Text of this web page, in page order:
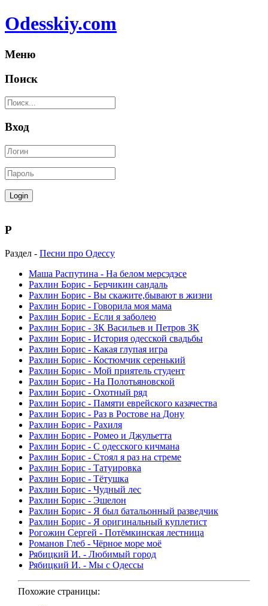
Odesskiy.com
Меню
Поиск
Вход
Р
Раздел - Песни про Одессу
Маша Распутина - На белом мерсэдэсе
Рахлин Борис - Берчикин сандаль
Рахлин Борис - Вы скажите,бывают в жизни
Рахлин Борис - Говорила моя мама
Рахлин Борис - Если я заболею
Рахлин Борис - ЗК Васильев и Петров ЗК
Рахлин Борис - История одесской свадьбы
Рахлин Борис - Какая глупая игра
Рахлин Борис - Костюмчик серенький
Рахлин Борис - Мой приятель студент
Рахлин Борис - На Полотьяновской
Рахлин Борис - Охотный ряд
Рахлин Борис - Памяти еврейского казачества
Рахлин Борис - Раз в Ростове на Дону
Рахлин Борис - Рахиля
Рахлин Борис - Ромео и Джульетта
Рахлин Борис - С одесского кичмана
Рахлин Борис - Стоял я раз на стреме
Рахлин Борис - Татуировка
Рахлин Борис - Тётушка
Рахлин Борис - Чудный лес
Рахлин Борис - Эшелон
Рахлин Борис - Я был батальонный разведчик
Рахлин Борис - Я оригинальный куплетист
Рогожин Сергей - Потёмкинская лестница
Романов Глеб - Чёрное море моё
Рябицкий И. - Любимый город
Рябицкий И. - Мы с Одессы
Похожие страницы: